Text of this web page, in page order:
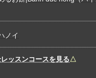
ノイ
ッスンコースを見る△